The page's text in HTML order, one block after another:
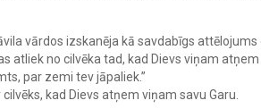
vārdos izskanēja kā savdabīgs attēlojums
atliek no cilvēka tad, kad Dievs viņam
par zemi tev jāpaliek.”
kad Dievs atņem viņam savu Garu.